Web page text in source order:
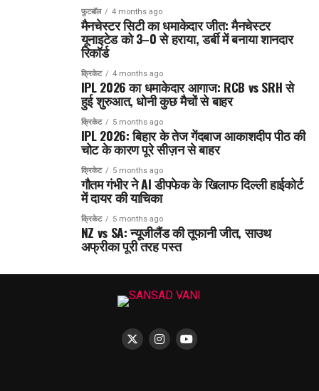
फुटबॉल 4 months ago
मैनचेस्टर सिटी का धमाकेदार जीत: मैनचेस्टर
यूनाइटेड को 3–0 से हराया, डर्बी में बनाया शानदार
रिकॉर्ड
क्रिकेट 4 months ago
IPL 2026 का धमाकेदार आगाज: RCB vs SRH से
हुई शुरुआत, धोनी कुछ मैचों से बाहर
क्रिकेट 5 months ago
IPL 2026: बिहार के तेज गेंदबाज आकाशदीप पीठ की
चोट के कारण पूरे सीज़न से बाहर
क्रिकेट 5 months ago
गौतम गंभीर ने AI डीपफेक के खिलाफ दिल्ली हाईकोर्ट
में दायर की याचिका
क्रिकेट 5 months ago
NZ vs SA: न्यूजीलैंड की तूफानी जीत, साउथ
अफ्रीका पूरी तरह पस्त